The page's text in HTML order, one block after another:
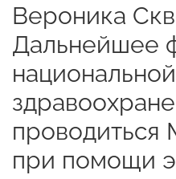
Вероника
Дальнейшее
проводиться
при помощи